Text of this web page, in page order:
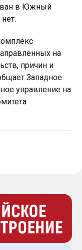
в Южный
на
причин и
Западное
управление на